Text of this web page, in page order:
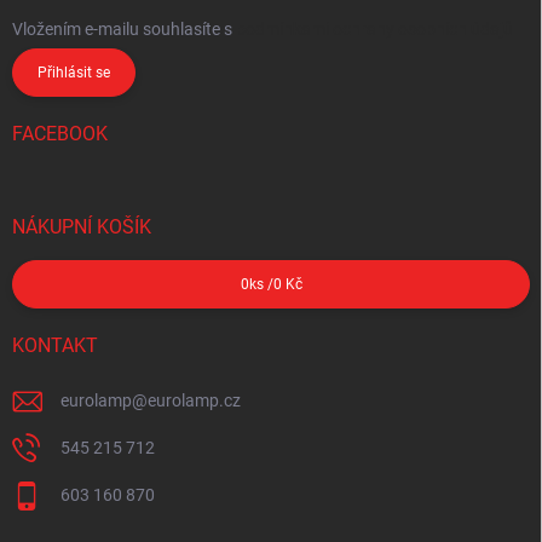
Vložením e-mailu souhlasíte s
Přihlásit se
FACEBOOK
NÁKUPNÍ KOŠÍK
0 ks /0 Kč
KONTAKT
eurolamp@eurolamp.cz
545 215 712
603 160 870